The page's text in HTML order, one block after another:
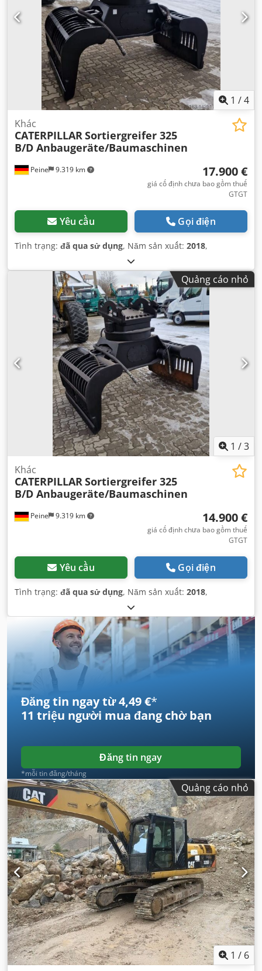
1 /4
Peine 9.319 km
Khác
CATERPILLAR Sortiergreifer 325
B/D Anbaugeräte/Baumaschinen
17.900 €
giá cố định chưa bao gồm thuế
GTGT
Yêu cầu Gọi điện
Tình trạng: đã qua sử dụng, Năm sản xuất: 2018,
Quảng cáo nhỏ
1 /3
Peine 9.319 km
Khác
CATERPILLARSortiergreifer 325
B/D Anbaugeräte/Baumaschinen
14.900 €
giá cố định chưa bao gồm thuế
GTGT
Yêu cầu Gọi điện
Tình trạng: đã qua sử dụng, Năm sản xuất: 2018,
Đăng tin ngay từ 4,49 €*
11 triệu người mua đang chờ bạn
Đăng tin ngay
*mỗi tin đăng/tháng
Quảng cáo nhỏ
1 / 6